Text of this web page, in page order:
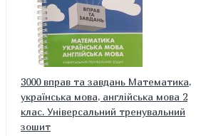
3000 вправ та завдань Математика,
українська мова, англійська мова 2
клас. Універсальний тренувальний
зошит